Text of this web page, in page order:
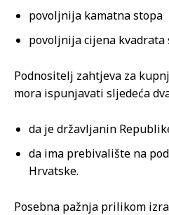
povoljnija kamatna stopa
povoljnija cijena kvadrata
Podnositelj zahtjeva za
mora ispunjavati sljedeća
da je državljanin
da ima prebivalište na
Hrvatske.
Posebna pažnja prilikom